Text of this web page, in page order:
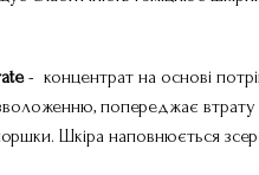
- концентрат на основі
попереджає втрату
Шкіра наповнюється